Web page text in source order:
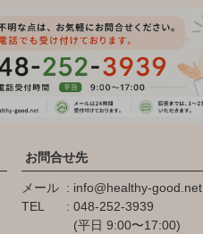
お問合せ先
メール
info@healthy-good.net
TEL
048-252-3939
(平日 9:00〜17:00)